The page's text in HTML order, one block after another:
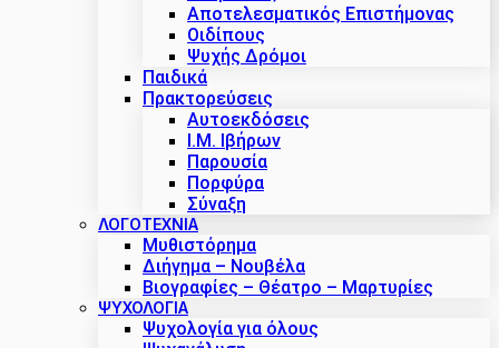
Αποτελεσματικός Επιστήμονας
Οιδίπους
Ψυχής Δρόμοι
Παιδικά
Πρακτoρεύσεις
Αυτοεκδόσεις
Ι.Μ. Ιβήρων
Παρουσία
Πορφύρα
Σύναξη
ΛΟΓΟΤΕΧΝΙΑ
Μυθιστόρημα
Διήγημα – Νουβέλα
Βιογραφίες – Θέατρο – Μαρτυρίες
ΨΥΧΟΛΟΓΙΑ
Ψυχολογία για όλους